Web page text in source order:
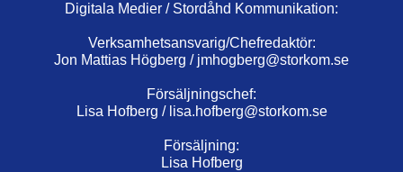
Digitala Medier / Stordåhd Kommunikation:
Verksamhetsansvarig/Chefredaktör:
Jon Mattias Högberg / jmhogberg@storkom.se
Försäljningschef:
Lisa Hofberg / lisa.hofberg@storkom.se
Försäljning:
Lisa Hofberg